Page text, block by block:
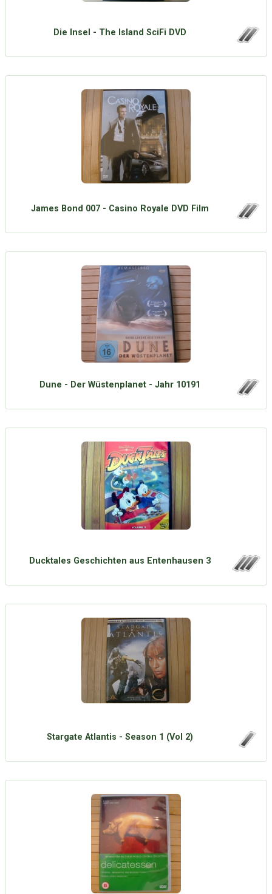
Die Insel - The Island SciFi DVD
James Bond 007 - Casino Royale DVD Film
Dune - Der Wüstenplanet - Jahr 10191
Ducktales Geschichten aus Entenhausen 3
Stargate Atlantis - Season 1 (Vol 2)